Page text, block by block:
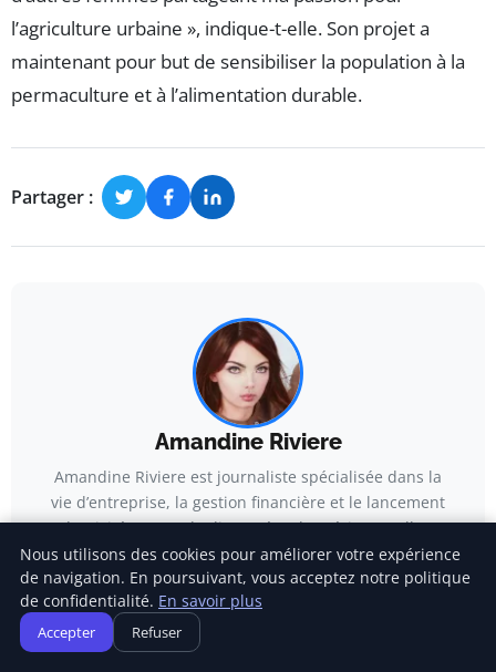
l’agriculture urbaine », indique-t-elle. Son projet a
maintenant pour but de sensibiliser la population à la
permaculture et à l’alimentation durable.
Partager :
Amandine Riviere
Amandine Riviere est journaliste spécialisée dans la
vie d’entreprise, la gestion financière et le lancement
d’activités. Forte de dix années d’expérience, elle a
couvert des sujets tels que les stratégies de
financement, la création de structures et les enjeux
de trésorerie des PME. Son travail s’appuie sur une
observation rigoureuse des mécanismes
entrepreneuriaux et des pratiques de gestion.
Nous utilisons des cookies pour améliorer votre expérience
de navigation. En poursuivant, vous acceptez notre politique
de confidentialité. En savoir plus
Accepter Refuser